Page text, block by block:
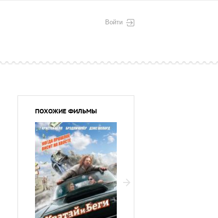
Войти
ПОХОЖИЕ ФИЛЬМЫ